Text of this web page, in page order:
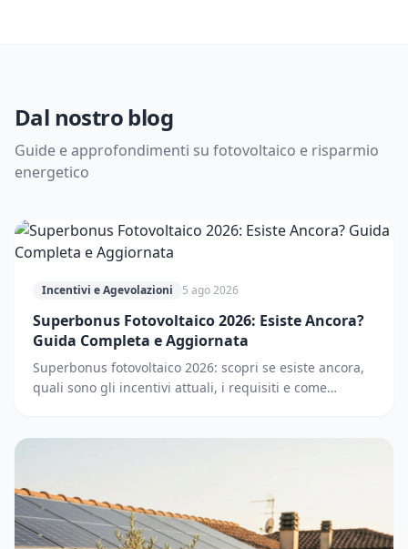
Dal nostro blog
Guide e approfondimenti su fotovoltaico e risparmio
energetico
Incentivi e Agevolazioni 5 ago 2026
Superbonus Fotovoltaico 2026: Esiste Ancora?
Guida Completa e Aggiornata
Superbonus fotovoltaico 2026: scopri se esiste ancora,
quali sono gli incentivi attuali, i requisiti e come